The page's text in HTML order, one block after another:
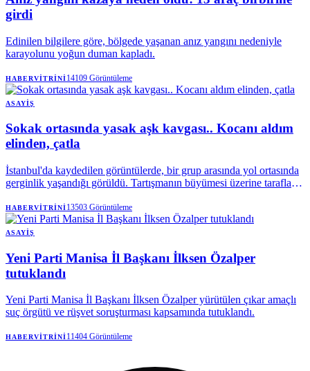
girdi
Edinilen bilgilere göre, bölgede yaşanan anız yangını nedeniyle
karayolunu yoğun duman kapladı.
HABERVITRINI14109 Görüntüleme
ASAYIŞ
Sokak ortasında yasak aşk kavgası.. Kocanı aldım
elinden, çatla
İstanbul'da kaydedilen görüntülerde, bir grup arasında yol ortasında
gerginlik yaşandığı görüldü. Tartışmanın büyümesi üzerine taraflar
etmeye çalıştı.
HABERVITRINI13503 Görüntüleme
ASAYIŞ
Yeni Parti Manisa İl Başkanı İlksen Özalper
tutuklandı
Yeni Parti Manisa İl Başkanı İlksen Özalper yürütülen çıkar amaçlı
suç örgütü ve rüşvet soruşturması kapsamında tutuklandı.
HABERVITRINI11404 Görüntüleme